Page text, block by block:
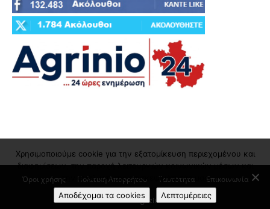
Όροι χρήσης Πολιτική Απορρήτου Ταυτότητα Επικοινωνία
© nicemagazine
Χρησιμοποιούμε cookie για την εξατομίκευση περιεχομένου και
διαφημίσεων, την παροχή λειτουργιών κοινωνικών μέσων και
την ανάλυση της επισκεψιμότητάς μας
Αποδέχομαι τα cookies
Λεπτομέρειες